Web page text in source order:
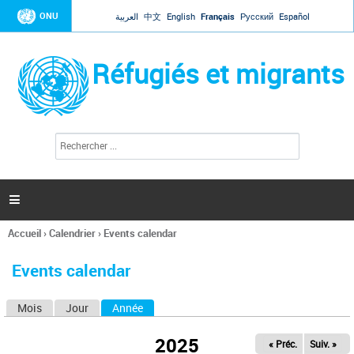
Jump to navigation
ONU العربية 中文 English Français Русский Español
Réfugiés et migrants
l
c
h
e

Vous
ici
Accueil›Calendrier› Events calendar
Events calendar
Mois Jour Année
2025 « Préc. Suiv. »